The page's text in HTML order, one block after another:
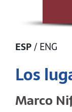
ESP/ ENG
Los
Marco